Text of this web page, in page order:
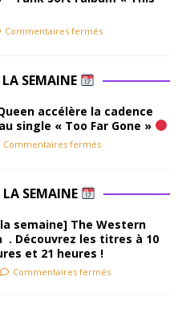
Commentaires fermés
LA SEMAINE
accélère la cadence
single « Too Far Gone »
Commentaires fermés
SEMAINE
semaine] The Western
. Découvrez les titres à 10
et 21 heures !
Commentaires fermés